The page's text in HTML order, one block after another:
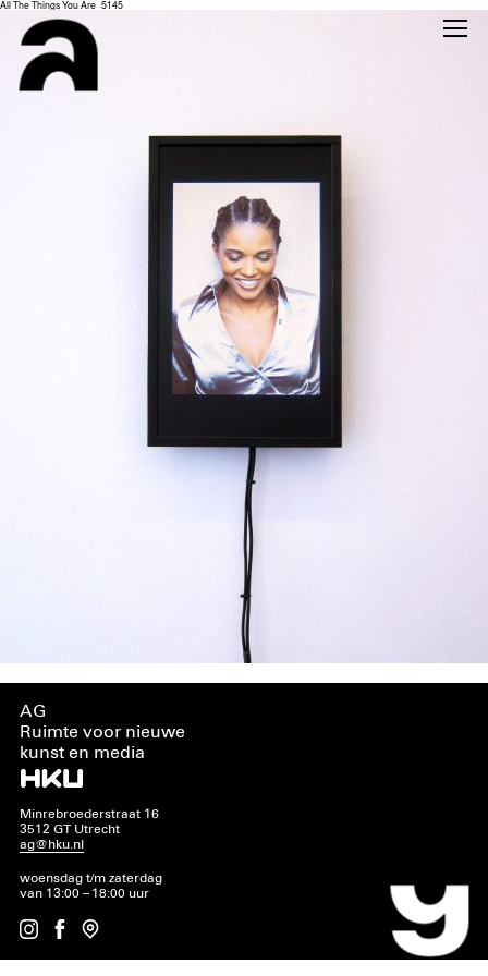
All The Things You Are_5145
AG
Ruimte voor nieuwe
kunst en media
Minrebroederstraat 16
3512 GT Utrecht
ag@hku.nl
woensdag t/m zaterdag
van 13:00 – 18:00 uur